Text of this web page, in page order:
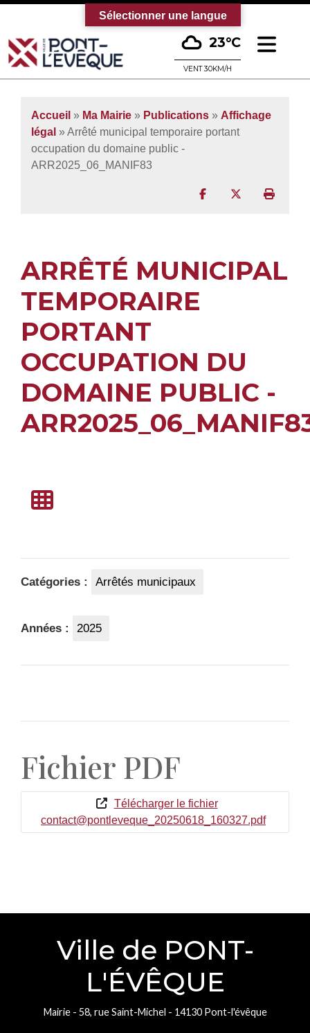
Bienvenue sur le site officiel de la
23°C
VENT 30KM/H
Accueil » Ma Mairie » Publications » Affichage
légal » Arrêté municipal temporaire portant
occupation du domaine public -
ARR2025_06_MANIF83
Partager surPartager sur
ARRÊTÉ MUNICIPAL
TEMPORAIRE
PORTANT
OCCUPATION DU
DOMAINE PUBLIC -
Catégories : Arrêtés municipaux
Années : 2025
Fichier PDF
Télécharger le fichier
contact@pontleveque_20250618_160327.pdf
Ville de PONT-
L'ÉVÊQUE
Mairie - 58, rue Saint-Michel - 14130 Pont-l'évêque
Sélectionner une langue